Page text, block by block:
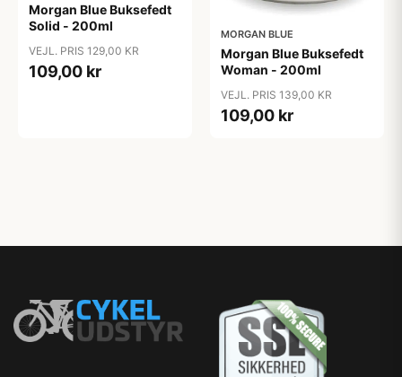
Morgan Blue Buksefedt
Solid - 200ml
VEJL. PRIS 129,00 KR
109,00 kr
MORGAN BLUE
Morgan Blue Buksefedt
Woman - 200ml
VEJL. PRIS 139,00 KR
109,00 kr